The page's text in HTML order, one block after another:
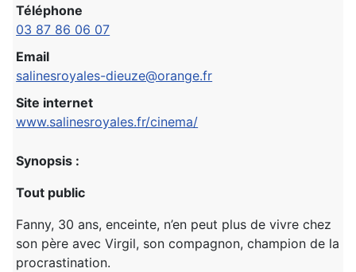
Téléphone
03 87 86 06 07
Email
salinesroyales-dieuze@orange.fr
Site internet
www.salinesroyales.fr/cinema/
Synopsis :
Tout public
Fanny, 30 ans, enceinte, n’en peut plus de vivre chez
son père avec Virgil, son compagnon, champion de la
procrastination.